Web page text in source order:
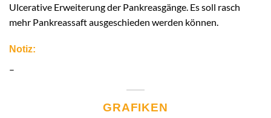
Ulcerative Erweiterung der Pankreasgänge. Es soll rasch
mehr Pankreassaft ausgeschieden werden können.
Notiz:
–
GRAFIKEN